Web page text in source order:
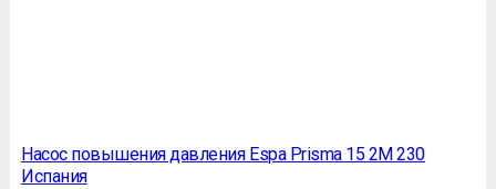
Насос повышения давления Espa Prisma 15 2M 230
Испания